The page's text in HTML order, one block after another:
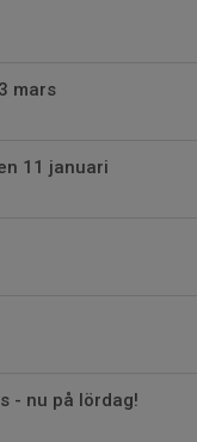
mars
11 januari
- nu på lördag!